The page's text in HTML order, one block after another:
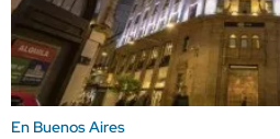
En Buenos Aires